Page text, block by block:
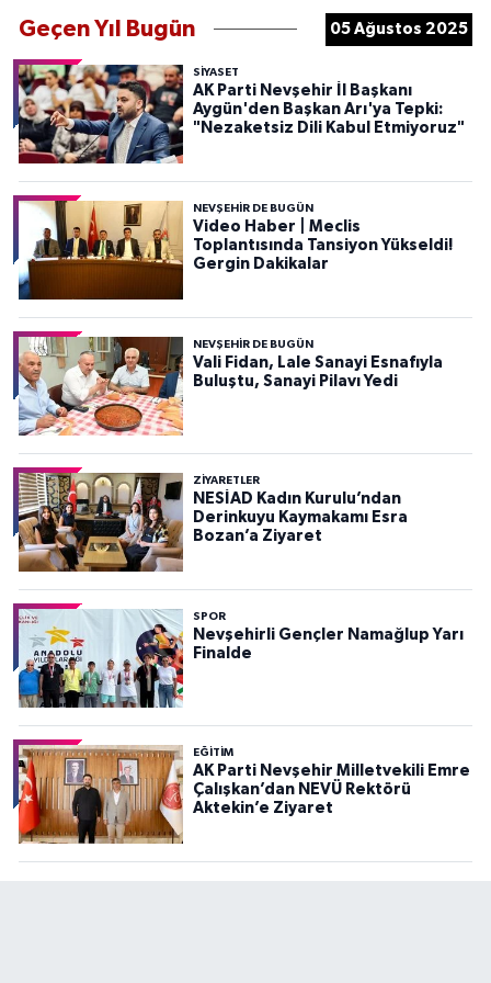
Geçen Yıl Bugün 05 Ağustos 2025
SIYASET
AK Parti Nevşehir İl Başkanı
Aygün'den Başkan Arı'ya Tepki:
"Nezaketsiz Dili Kabul Etmiyoruz"
NEVŞEHIR DE BUGÜN
Video Haber | Meclis
Toplantısında Tansiyon Yükseldi!
Gergin Dakikalar
NEVŞEHIR DE BUGÜN
Vali Fidan, Lale Sanayi Esnafıyla
Buluştu, Sanayi Pilavı Yedi
ZIYARETLER
NESİAD Kadın Kurulu’ndan
Derinkuyu Kaymakamı Esra
Bozan’a Ziyaret
SPOR
Nevşehirli Gençler Namağlup Yarı
Finalde
EĞITIM
AK Parti Nevşehir Milletvekili Emre
Çalışkan’dan NEVÜ Rektörü
Aktekin’e Ziyaret